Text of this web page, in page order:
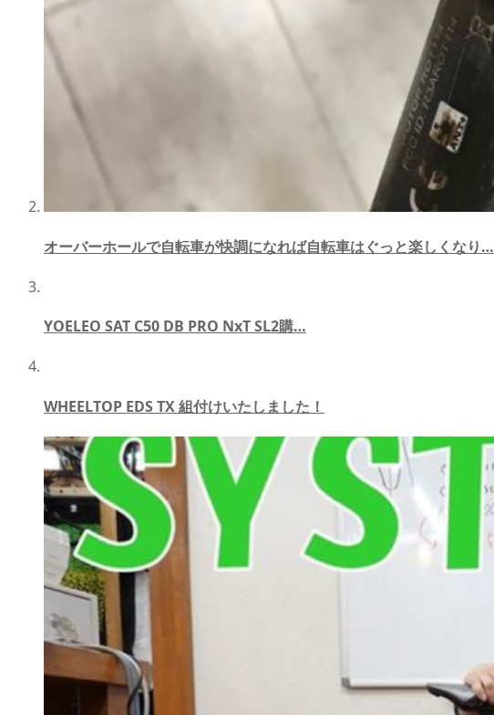
オーバーホールで自転車が快調になれば自転車はぐっと楽しくなり…
YOELEO SAT C50 DB PRO NxT SL2購…
WHEELTOP EDS TX 組付けいたしました！